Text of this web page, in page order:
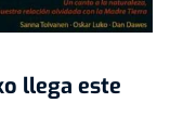
llega este